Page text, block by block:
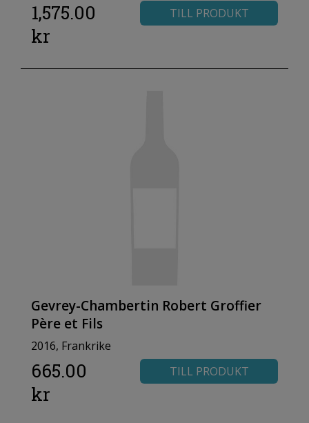
1,575.00
kr
TILL PRODUKT
Gevrey-Chambertin Robert Groffier
Père et Fils
2016, Frankrike
665.00
kr
TILL PRODUKT